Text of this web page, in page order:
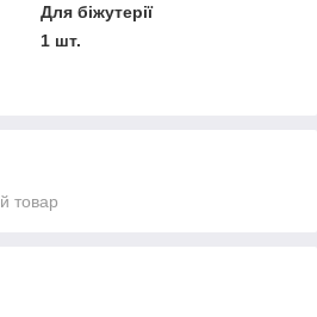
Для біжутерії
1 шт.
товар